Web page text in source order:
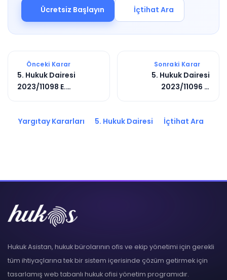
Ücretsiz Başlayın İçtihat Ara
Önceki Karar
5. Hukuk Dairesi
2023/11098 E.
Sonraki Karar
5. Hukuk Dairesi
2023/11096 E.
Yargıtay Kararları 5. Hukuk Dairesi İçtihat Ara
Hukuk Asistan, hukuk bürolarının ofis ve ekip yönetimi için gerekli
tüm ihtiyaçlarına tek bir sistem içerisinde çözüm getirmek için
tasarlamış web tabanlı hukuk ofisi yönetim programıdır.